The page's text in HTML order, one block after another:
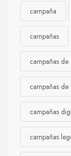
campaña
campañas
campañas de
campañas de
campañas
campañas